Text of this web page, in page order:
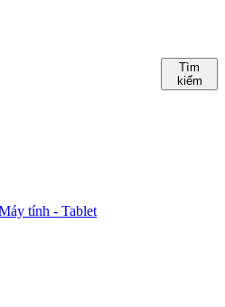
Tìm
kiếm
tính - Tablet